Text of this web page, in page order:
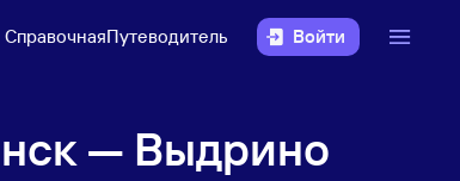
СправочнаяПутеводитель Войти
— Выдрино